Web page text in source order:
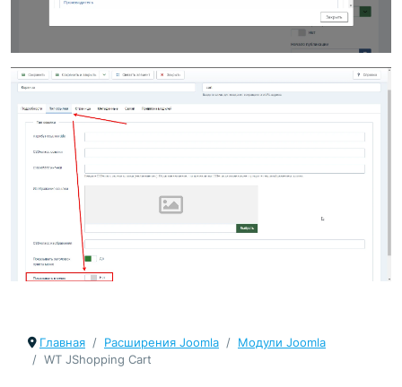
Главная Расширения Joomla
Модули Joomla
WT JShopping Cart